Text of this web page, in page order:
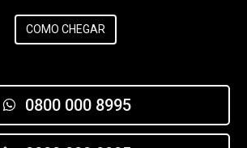
COMO CHEGAR
0800 000 8995